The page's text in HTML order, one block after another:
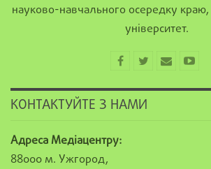
науково-навчального осередку
університет.
КОНТАКТУЙТЕ З НАМИ
Адреса Медіацентру:
88000 м. Ужгород,